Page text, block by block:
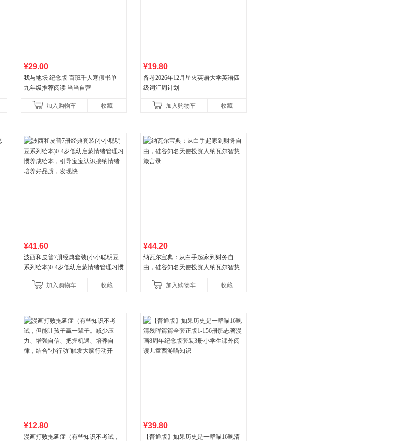
¥29.00
我与地坛 纪念版 百班千人寒假书单
九年级推荐阅读 当当自营
加入购物车 收藏
¥19.80
备考2026年12月星火英语大学英语四
级词汇周计划
加入购物车 收藏
¥41.60
波西和皮普7册经典套装(小小聪明豆
系列绘本)0-4岁低幼启蒙情绪管理习惯
养好品质，发现快
加入购物车 收藏
¥44.20
纳瓦尔宝典：从白手起家到财务自
由，硅谷知名天使投资人纳瓦尔智慧
加入购物车
收藏
¥12.80
漫画打败拖延症（有些知识不考试，
¥39.80
【普通版】如果历史是一群喵16晚清